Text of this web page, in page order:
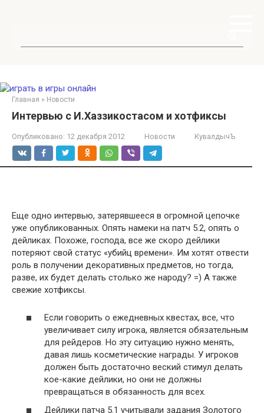
Главная » Новости
Интервью с И.Хаззикостасом и хотфиксы
Опубликовано: 12 декабря 2012 Новости КувалдычЪ
Еще одно интервью, затерявшееся в огромной цепочке
уже опубликованных. Опять намеки на патч 5.2, опять о
дейликах. Похоже, господа, все же скоро дейлики
потеряют свой статус «убийц времени». Им хотят отвести
роль в получении декоративных предметов, но тогда,
разве, их будет делать столько же народу? =) А также
свежие хотфиксы.
Если говорить о ежедневных квестах, все, что
увеличивает силу игрока, является обязательным
для рейдеров. Но эту ситуацию нужно менять,
давая лишь косметические награды. У игроков
должен быть достаточно веский стимул делать
кое-какие дейлики, но они не должны
превращаться в обязанность для всех.
Дейлики патча 5.1 учитывали задания Золотого